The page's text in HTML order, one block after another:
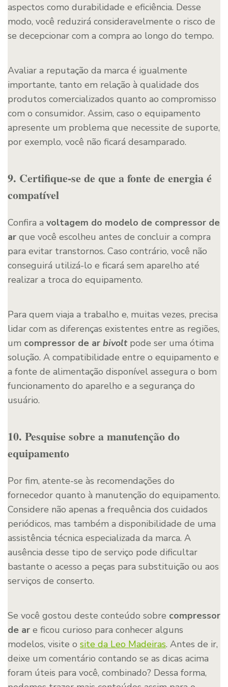
aspectos como durabilidade e eficiência. Desse
modo, você reduzirá consideravelmente o risco de
se decepcionar com a compra ao longo do tempo.
Avaliar a reputação da marca é igualmente
importante, tanto em relação à qualidade dos
produtos comercializados quanto ao compromisso
com o consumidor. Assim, caso o equipamento
apresente um problema que necessite de suporte,
por exemplo, você não ficará desamparado.
9. Certifique-se de que a fonte de energia é
compatível
Confira a voltagem do modelo de compressor de
ar que você escolheu antes de concluir a compra
para evitar transtornos. Caso contrário, você não
conseguirá utilizá-lo e ficará sem aparelho até
realizar a troca do equipamento.
Para quem viaja a trabalho e, muitas vezes, precisa
lidar com as diferenças existentes entre as regiões,
um compressor de ar bivoltpode ser uma ótima
solução. A compatibilidade entre o equipamento e
a fonte de alimentação disponível assegura o bom
funcionamento do aparelho e a segurança do
usuário.
10. Pesquise sobre a manutenção do
equipamento
Por fim, atente-se às recomendações do
fornecedor quanto à manutenção do equipamento.
Considere não apenas a frequência dos cuidados
periódicos, mas também a disponibilidade de uma
assistência técnica especializada da marca. A
ausência desse tipo de serviço pode dificultar
bastante o acesso a peças para substituição ou aos
serviços de conserto.
Se você gostou deste conteúdo sobre compressor
de ar e ficou curioso para conhecer alguns
modelos, visite o site da Leo Madeiras. Antes de ir,
deixe um comentário contando se as dicas acima
foram úteis para você, combinado? Dessa forma,